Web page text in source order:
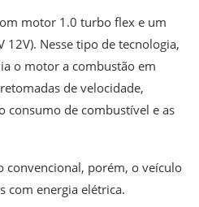
motor 1.0 turbo flex e um
12V). Nesse tipo de tecnologia,
o motor a combustão em
de velocidade,
consumo de combustível e as
porém, o veículo
com energia elétrica.